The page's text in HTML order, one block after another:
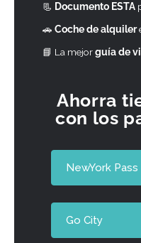
📃 Documento ESTA
🚗 Coche de alquiler
📘 La mejorguía de
Ahorra
con los
NewYork Pass
Go City